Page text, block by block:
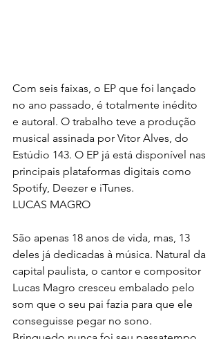
Com seis faixas, o EP que foi lançado
no ano passado, é totalmente inédito
e autoral. O trabalho teve a produção
musical assinada por Vitor Alves, do
Estúdio 143. O EP já está disponível nas
principais plataformas digitais como
Spotify, Deezer e iTunes.
LUCAS MAGRO
São apenas 18 anos de vida, mas, 13
deles já dedicadas à música. Natural da
capital paulista, o cantor e compositor
Lucas Magro cresceu embalado pelo
som que o seu pai fazia para que ele
conseguisse pegar no sono.